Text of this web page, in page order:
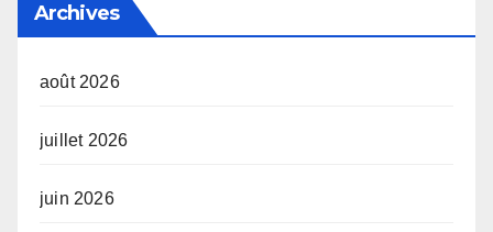
Archives
août 2026
juillet 2026
juin 2026